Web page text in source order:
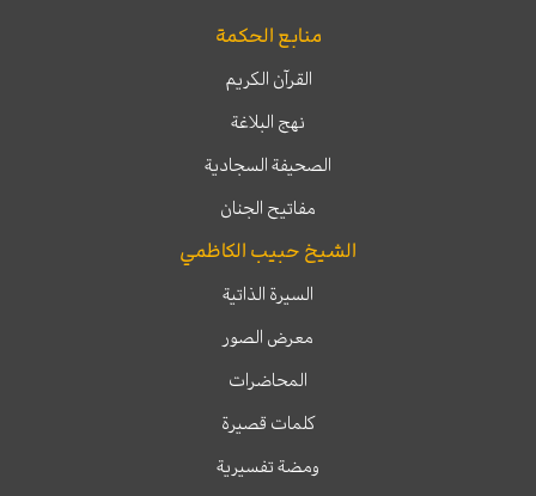
منابع الحكمة
القرآن الكريم
نهج البلاغة
الصحيفة السجادية
مفاتيح الجنان
الشيخ حبيب الكاظمي
السيرة الذاتية
معرض الصور
المحاضرات
كلمات قصيرة
ومضة تفسيرية